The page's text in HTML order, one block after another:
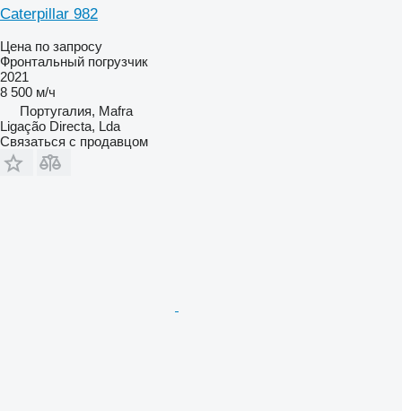
Caterpillar 982
Цена по запросу
Фронтальный погрузчик
2021
8 500 м/ч
Португалия, Mafra
Ligação Directa, Lda
Связаться с продавцом